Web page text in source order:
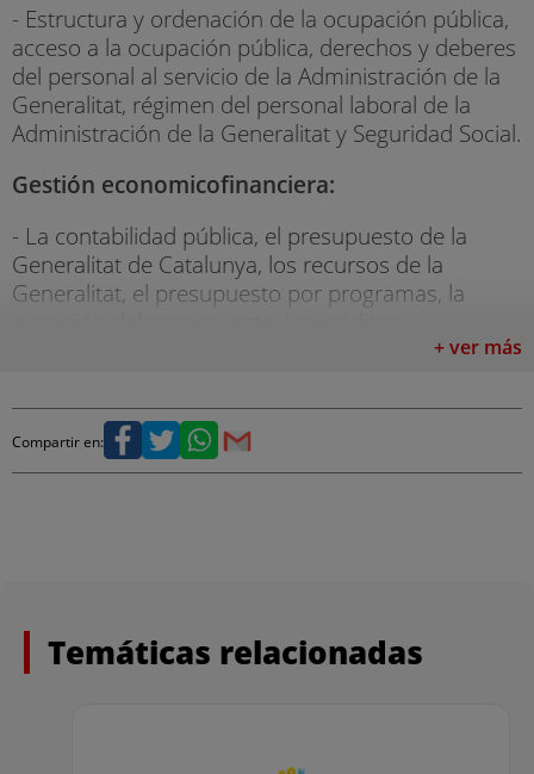
- Estructura y ordenación de la ocupación pública,
acceso a la ocupación pública, derechos y deberes
del personal al servicio de la Administración de la
Generalitat, régimen del personal laboral de la
Administración de la Generalitat y Seguridad Social.
Gestión economicofinanciera:
- La contabilidad pública, el presupuesto de la
Generalitat de Catalunya, los recursos de la
Generalitat, el presupuesto por programas, la
presupuestarios y el control presupuestario.+ ver más
Compartir en:
Temáticas relacionadas